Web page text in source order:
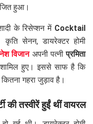
हुआ।
के रिसेप्शन में Cocktail
सेनन, डायरेक्टर होमी
विजानअपनी पत्नीप्रमिता
हुए। इससे साफ है कि
गहरा जुड़ाव है।
की तस्वीरें हुईं थीं वायरल